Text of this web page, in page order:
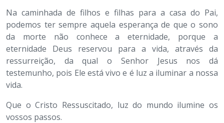
Na caminhada de filhos e filhas para a casa do Pai,
podemos ter sempre aquela esperança de que o sono
da morte não conhece a eternidade, porque a
eternidade Deus reservou para a vida, através da
ressurreição, da qual o Senhor Jesus nos dá
testemunho, pois Ele está vivo e é luz a iluminar a nossa
vida.
Que o Cristo Ressuscitado, luz do mundo ilumine os
vossos passos.